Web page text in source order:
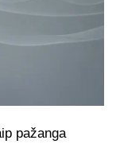
pažanga